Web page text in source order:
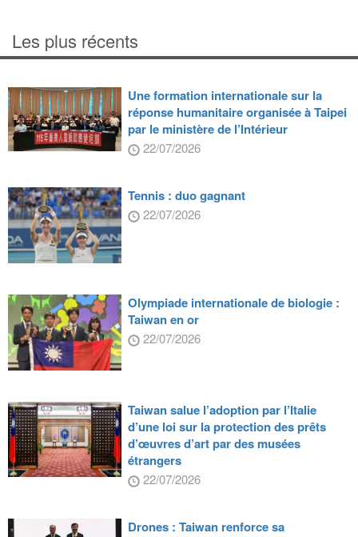
Les plus récents
Une formation internationale sur la
réponse humanitaire organisée à Taipei
par le ministère de l’Intérieur
22/07/2026
Tennis : duo gagnant
22/07/2026
Olympiade internationale de biologie :
Taiwan en or
22/07/2026
Taiwan salue l’adoption par l’Italie
d’une loi sur la protection des prêts
d’œuvres d’art par des musées
étrangers
22/07/2026
Drones : Taiwan renforce sa